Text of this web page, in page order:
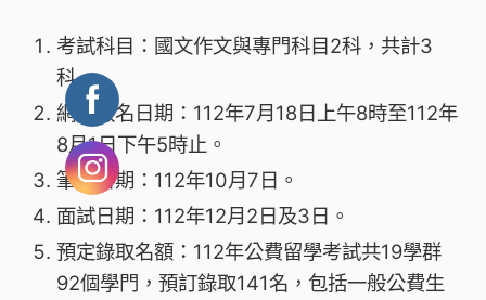
考試科目：國文作文與專門科目2科，共計3
科。
網路報名日期：112年7月18日上午8時至112年
8月1日下午5時止。
筆試日期：112年10月7日。
面試日期：112年12月2日及3日。
預定錄取名額：112年公費留學考試共19學群
92個學門，預訂錄取141名，包括一般公費生